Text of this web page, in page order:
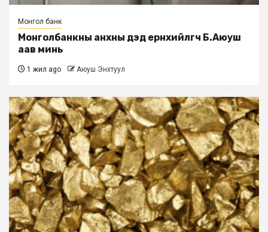
Монгол банк
Монголбанкны анхны дэд eрөнхийлөгч Б.Аюуш
аав минь
1 жил ago Аюуш Энхтуул